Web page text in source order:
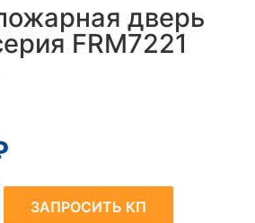
дверь
FRM7221
ЗАПРОСИТЬ КП